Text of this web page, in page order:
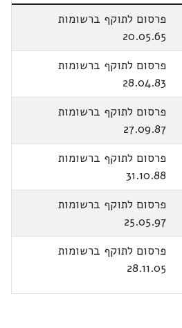
פרסום לתוקף ברשומות
20.05.65
פרסום לתוקף ברשומות
28.04.83
פרסום לתוקף ברשומות
27.09.87
פרסום לתוקף ברשומות
31.10.88
פרסום לתוקף ברשומות
25.05.97
פרסום לתוקף ברשומות
28.11.05